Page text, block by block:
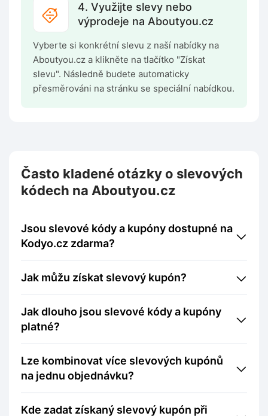
4. Využijte slevy nebo
výprodeje na Aboutyou.cz
Vyberte si konkrétní slevu z naší nabídky na
Aboutyou.cz a klikněte na tlačítko "Získat
slevu". Následně budete automaticky
přesměrováni na stránku se speciální nabídkou.
Často kladené otázky o slevových
kódech na Aboutyou.cz
Jsou slevové kódy a kupóny dostupné na
Kodyo.cz zdarma?
Jak můžu získat slevový kupón?
Jak dlouho jsou slevové kódy a kupóny
platné?
Lze kombinovat více slevových kupónů
na jednu objednávku?
Kde zadat získaný slevový kupón při